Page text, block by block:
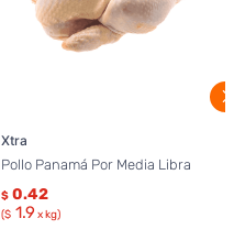
Xtra
Pollo Panamá Por Media Libra
$ 0.42
($ 1.9 x kg)